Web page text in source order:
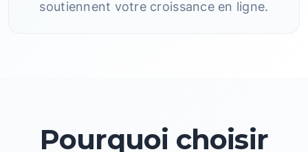
soutiennent votre croissance en ligne.
Pourquoi choisir